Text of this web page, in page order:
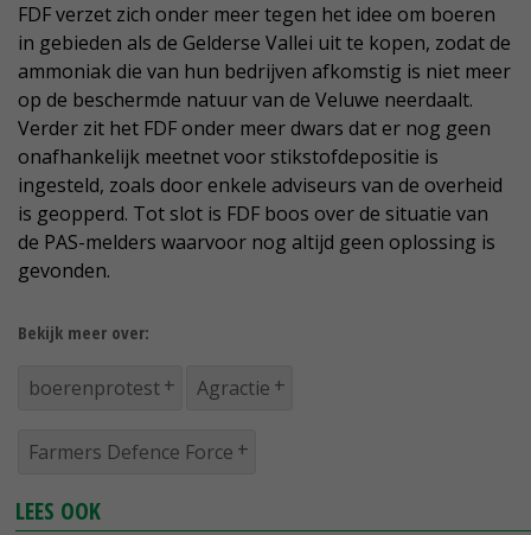
FDF verzet zich onder meer tegen het idee om boeren
in gebieden als de Gelderse Vallei uit te kopen, zodat de
ammoniak die van hun bedrijven afkomstig is niet meer
op de beschermde natuur van de Veluwe neerdaalt.
Verder zit het FDF onder meer dwars dat er nog geen
onafhankelijk meetnet voor stikstofdepositie is
ingesteld, zoals door enkele adviseurs van de overheid
is geopperd. Tot slot is FDF boos over de situatie van
de PAS-melders waarvoor nog altijd geen oplossing is
gevonden.
Bekijk meer over:
boerenprotest Agractie
Farmers Defence Force
LEES OOK